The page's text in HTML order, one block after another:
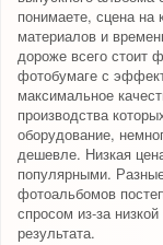
понимаете, сцена на
материалов и
дороже всего стоит
фотобумаге с
максимальное
производства
оборудование,
дешевле. Низкая
популярными.
фотоальбомов
спросом из-за
результата.